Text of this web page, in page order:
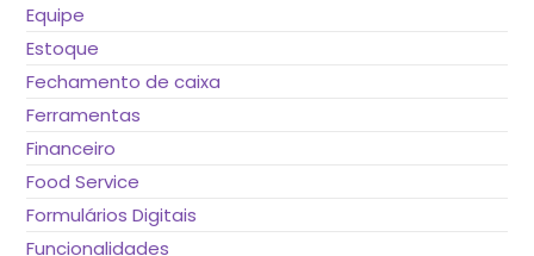
Equipe
Estoque
Fechamento de caixa
Ferramentas
Financeiro
Food Service
Formulários Digitais
Funcionalidades